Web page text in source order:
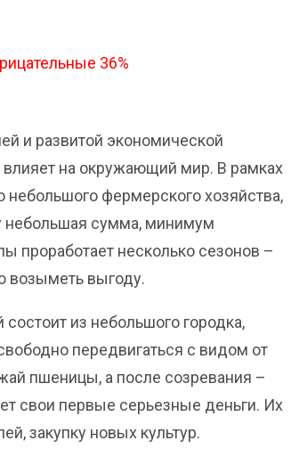
36%
и развитой экономической
на окружающий мир. В рамках
фермерского хозяйства,
небольшая сумма, минимум
проработает несколько сезонов –
возыметь выгоду.
из небольшого городка,
передвигаться с видом от
пшеницы, а после созревания –
свои первые серьезные деньги. Их
закупку новых культур.